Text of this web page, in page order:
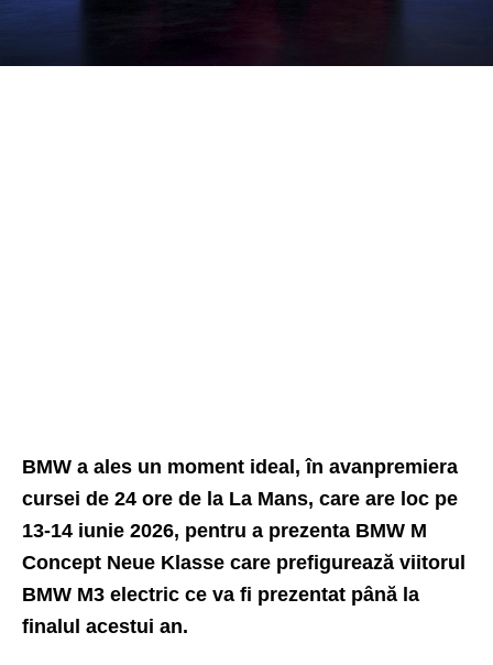
BMW a ales un moment ideal, în avanpremiera
cursei de 24 ore de la La Mans, care are loc pe
13-14 iunie 2026, pentru a prezenta BMW M
Concept Neue Klasse care prefigurează viitorul
BMW M3 electric ce va fi prezentat până la
finalul acestui an.